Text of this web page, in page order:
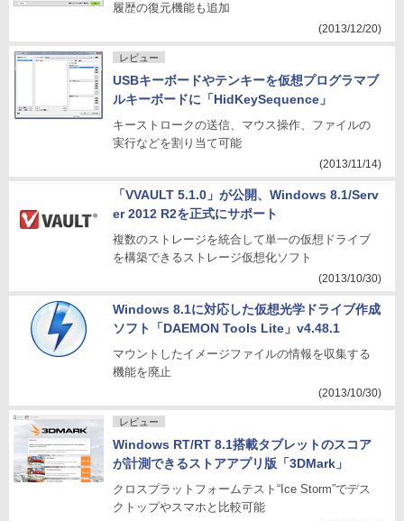
履歴の復元機能も追加
(2013/12/20)
レビュー
USBキーボードやテンキーを仮想プログラマブ
ルキーボードに「HidKeySequence」
キーストロークの送信、マウス操作、ファイルの
実行などを割り当て可能
(2013/11/14)
「VVAULT 5.1.0」が公開、Windows 8.1/Serv
er 2012 R2を正式にサポート
複数のストレージを統合して単一の仮想ドライブ
を構築できるストレージ仮想化ソフト
(2013/10/30)
Windows 8.1に対応した仮想光学ドライブ作成
ソフト「DAEMON Tools Lite」v4.48.1
マウントしたイメージファイルの情報を収集する
機能を廃止
(2013/10/30)
レビュー
Windows RT/RT 8.1搭載タブレットのスコア
が計測できるストアアプリ版「3DMark」
クロスプラットフォームテスト“Ice Storm”でデス
クトップやスマホと比較可能